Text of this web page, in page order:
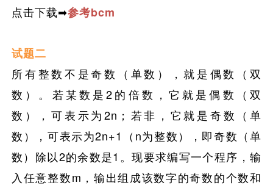
点击下载➡参考bcm
试题二
所有整数不是奇数（单数），就是偶数（双
数）。若某数是2的倍数，它就是偶数（双
数），可表示为2n；若非，它就是奇数（单
数），可表示为2n+1（n为整数），即奇数（单
数）除以2的余数是1 。现要求编写一个程序，输
入任意整数m ，输出组成该数字的奇数的个数和